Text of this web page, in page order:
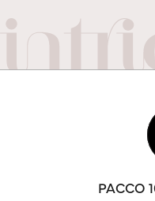
PACCO